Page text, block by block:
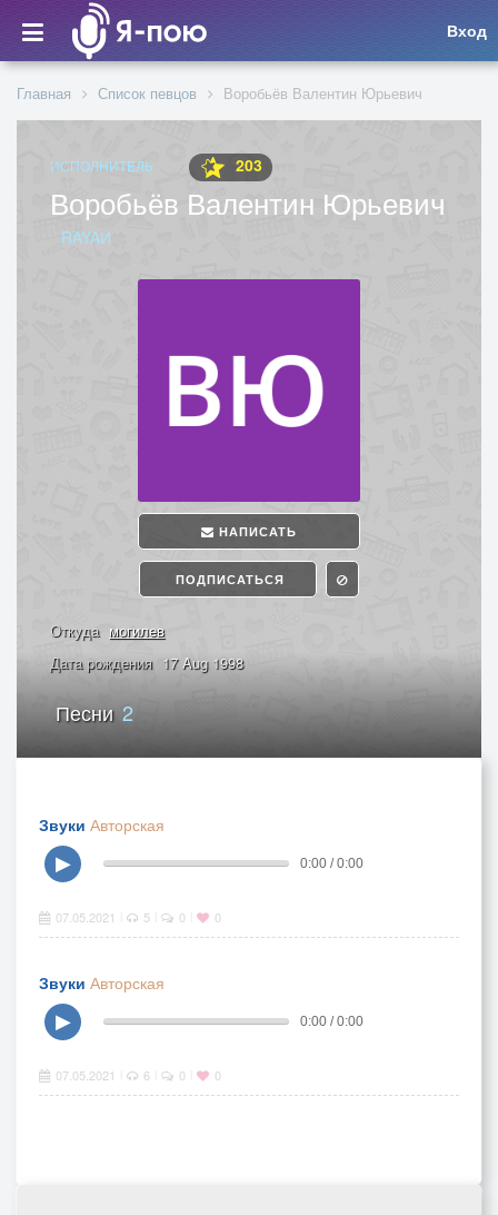
Вход
Главная Список певцов Воробьёв Валентин Юрьевич
ИСПОЛНИТЕЛЬ 203
Воробьёв Валентин Юрьевич
RAYAИ
НАПИСАТЬ
ПОДПИСАТЬСЯ
Откуда могилев
Дата рождения 17 Aug 1998
Песни2
Звуки Авторская
▶
0:00 / 0:00
07.05.2021 5 0 0
Звуки Авторская
▶
0:00 / 0:00
07.05.2021 6 0 0